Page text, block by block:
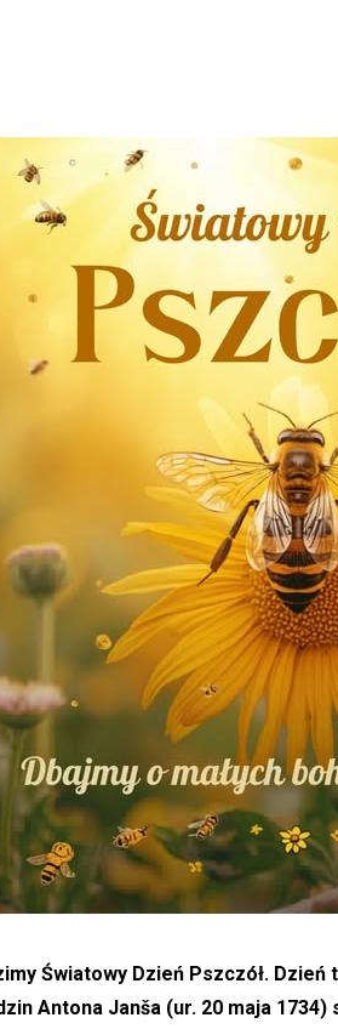
Światowy Dzień Pszczół.
Antona Janša (ur. 20 maja